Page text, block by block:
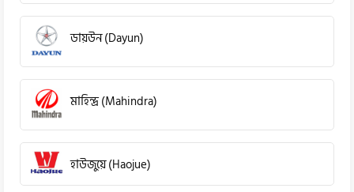
ডায়উন (Dayun)
মাহিন্দ্র (Mahindra)
হাউজুয়ে (Haojue)